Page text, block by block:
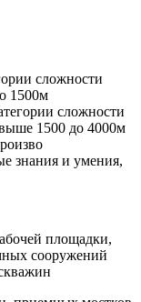
сложности
1500м
сложности
1500 до 4000м
знания и умения,
площадки,
сооружений